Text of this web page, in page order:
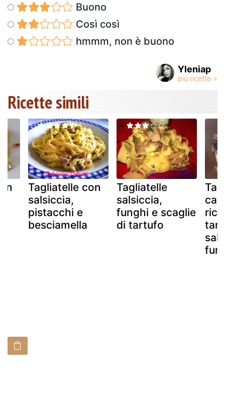
Buono
Così così
hmmm, non è buono
Yleniap
Ricette simili
Tagliatelle con
salsiccia,
pistacchi e
besciamella
Tagliatelle
salsiccia,
funghi e scaglie
di tartufo